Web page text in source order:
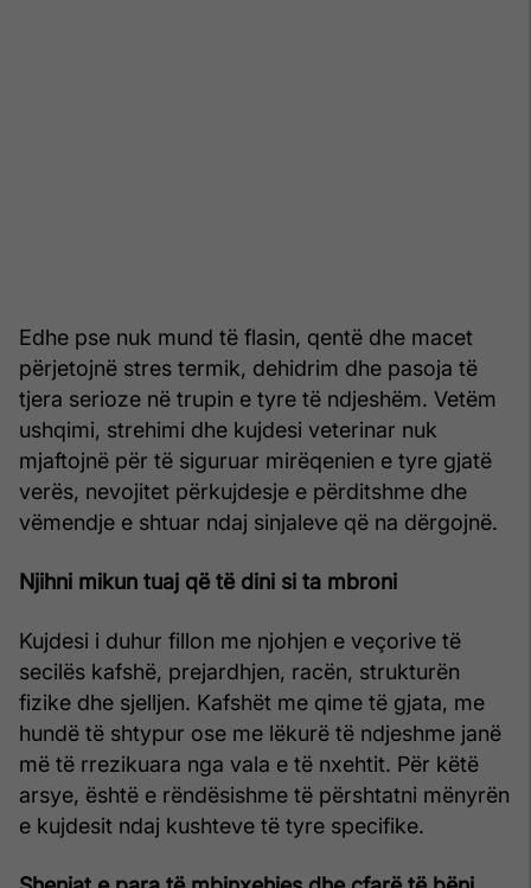
Edhe pse nuk mund të flasin, qentë dhe macet
përjetojnë stres termik, dehidrim dhe pasoja të
tjera serioze në trupin e tyre të ndjeshëm. Vetëm
ushqimi, strehimi dhe kujdesi veterinar nuk
mjaftojnë për të siguruar mirëqenien e tyre gjatë
verës, nevojitet përkujdesje e përditshme dhe
vëmendje e shtuar ndaj sinjaleve që na dërgojnë.
Njihni mikun tuaj që të dini si ta mbroni
Kujdesi i duhur fillon me njohjen e veçorive të
secilës kafshë, prejardhjen, racën, strukturën
fizike dhe sjelljen. Kafshët me qime të gjata, me
hundë të shtypur ose me lëkurë të ndjeshme janë
më të rrezikuara nga vala e të nxehtit. Për këtë
arsye, është e rëndësishme të përshtatni mënyrën
e kujdesit ndaj kushteve të tyre specifike.